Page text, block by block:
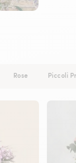
Rose Piccoli